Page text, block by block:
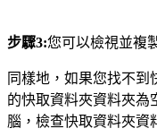
步驟3:您可以檢視並複
同樣地，如果您找不到
的快取資料夾資料夾為
腦，檢查快取資料夾資